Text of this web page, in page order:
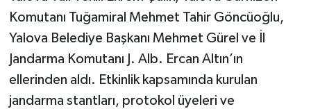
Komutanı Tuğamiral Mehmet Tahir Göncüoğlu,
Yalova Belediye Başkanı Mehmet Gürel ve İl
Jandarma Komutanı J. Alb. Ercan Altın’ın
ellerinden aldı. Etkinlik kapsamında kurulan
jandarma stantları, protokol üyeleri ve